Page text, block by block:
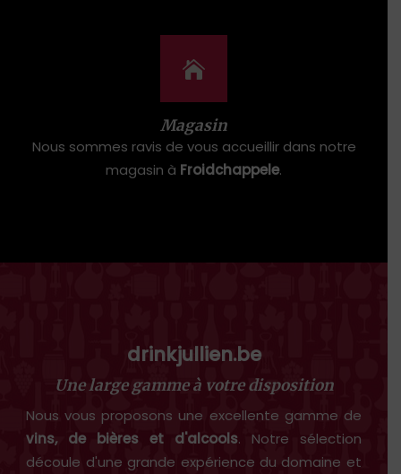
Magasin
Nous sommes ravis de vous accueillir dans notre
magasin à Froidchappele.
drinkjullien.be
Une large gamme à votre disposition
Nous vous proposons une excellente gamme de
vins, de bières et d'alcools. Notre sélection
découle d'une grande expérience du domaine et